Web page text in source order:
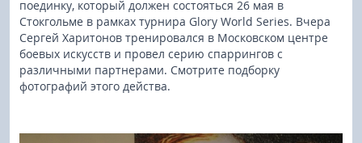
поединку, который должен состояться 26 мая в
Стокгольме в рамках турнира Glory World Series. Вчера
Сергей Харитонов тренировался в Московском центре
боевых искусств и провел серию спаррингов с
различными партнерами. Смотрите подборку
фотографий этого действа.
UFC и MMA
Муай тай